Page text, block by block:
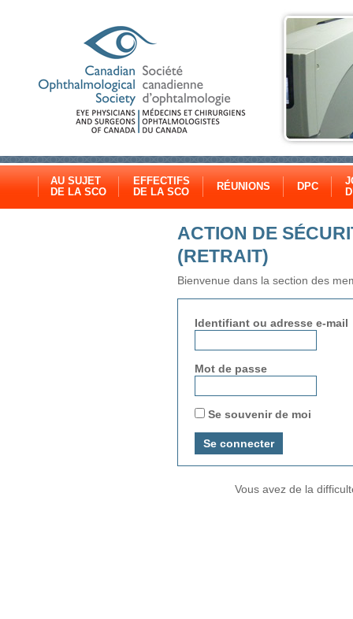
AU SUJET
DE LA SCO
EFFECTIFS
DE LA SCO
RÉUNIONS DPC
ACTION DE
(RETRAIT)
Bienvenue dans la section des
Identifiant ou adresse e-mail
Mot de passe
Se souvenir de moi
Vous avez de la